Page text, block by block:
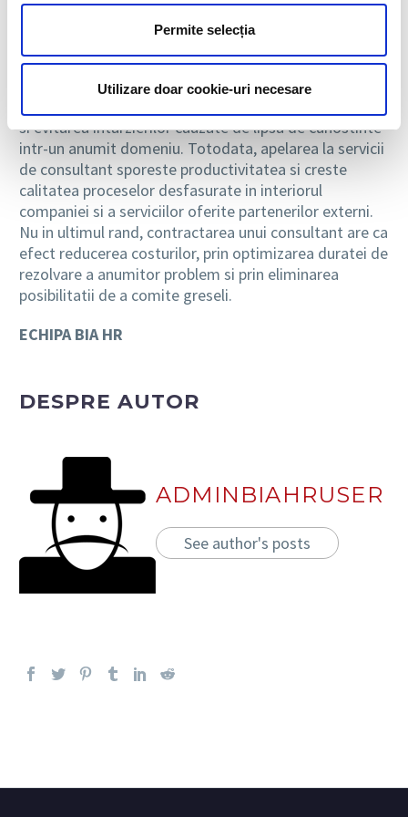
Permite selecția
Utilizare doar cookie-uri necesare
strategii, sa estimeze costurile implementarii ei si sa
o si implementeze, daca este cazul.
In concluzie, apelarea la o companie care ofera
consultanta intr-un anumit domeniu inseamna
si evitarea intarzierilor cauzate de lipsa de cunostinte
intr-un anumit domeniu. Totodata, apelarea la servicii
de consultant sporeste productivitatea si creste
calitatea proceselor desfasurate in interiorul
companiei si a serviciilor oferite partenerilor externi.
Nu in ultimul rand, contractarea unui consultant are ca
efect reducerea costurilor, prin optimizarea duratei de
rezolvare a anumitor problem si prin eliminarea
posibilitatii de a comite greseli.
ECHIPA BIA HR
DESPRE AUTOR
ADMINBIAHRUSER
See author's posts